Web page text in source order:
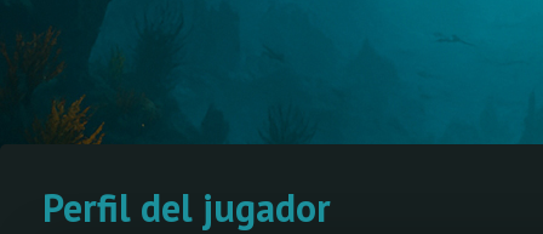
Perfil del jugador